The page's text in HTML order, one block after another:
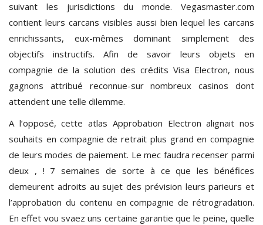
suivant les jurisdictions du monde. Vegasmaster.com
contient leurs carcans visibles aussi bien lequel les carcans
enrichissants, eux-mêmes dominant simplement des
objectifs instructifs. Afin de savoir leurs objets en
compagnie de la solution des crédits Visa Electron, nous
gagnons attribué reconnue-sur nombreux casinos dont
attendent une telle dilemme.
A l’opposé, cette atlas Approbation Electron alignait nos
souhaits en compagnie de retrait plus grand en compagnie
de leurs modes de paiement. Le mec faudra recenser parmi
deux , ! 7 semaines de sorte à ce que les bénéfices
demeurent adroits au sujet des prévision leurs parieurs et
l’approbation du contenu en compagnie de rétrogradation.
En effet vou svaez uns certaine garantie que le peine, quelle